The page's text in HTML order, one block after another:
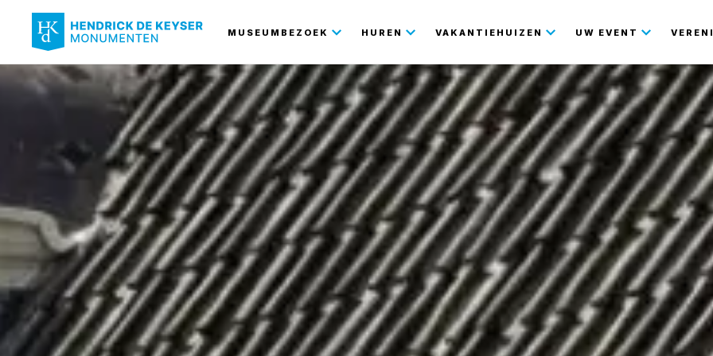
MUSEUMBEZOEK HUREN VAKANTIEHUIZEN UW EVENT